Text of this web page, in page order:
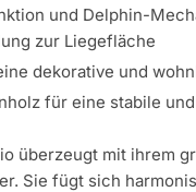
und Delphin-
zur Liegefläche
dekorative und
für eine stabile
überzeugt mit ihrem
Sie fügt sich